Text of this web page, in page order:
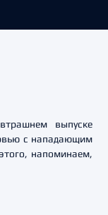
выпуске
с нападающим
напоминаем,